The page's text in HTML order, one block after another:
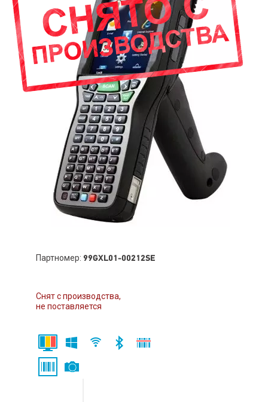
Партномер: 99GXL01-00212SE
Снят с производства,
не поставляется